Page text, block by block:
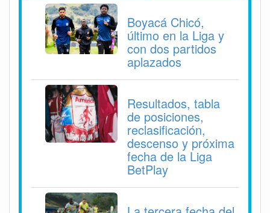
Boyacá Chicó,
último en la Liga y
con dos partidos
aplazados
Resultados, tabla
de posiciones,
reclasificación,
descenso y próxima
fecha de la Liga
BetPlay